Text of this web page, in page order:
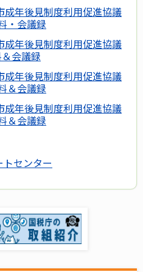
成年後見制度利用促進協議
・会議録
成年後見制度利用促進協議
会議録
成年後見制度利用促進協議
＆会議録
成年後見制度利用促進協議
＆会議録
センター